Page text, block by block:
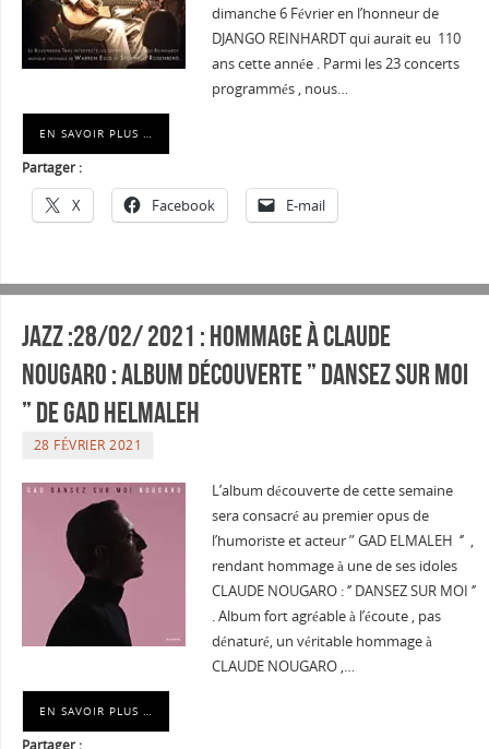
dimanche 6 Février en l’honneur de
DJANGO REINHARDT qui aurait eu 110
ans cette année . Parmi les 23 concerts
programmés , nous…
EN SAVOIR PLUS …
Partager :
X Facebook E-mail
JAZZ :28/02/ 2021 : Hommage à Claude
Nougaro : Album découverte ” Dansez sur moi
” de GAD Helmaleh
28 FÉVRIER 2021
L’album découverte de cette semaine
sera consacré au premier opus de
l’humoriste et acteur ” GAD ELMALEH ‘’ ,
rendant hommage à une de ses idoles
CLAUDE NOUGARO : ‘’ DANSEZ SUR MOI ‘’
. Album fort agréable à l’écoute , pas
dénaturé, un véritable hommage à
CLAUDE NOUGARO ,…
EN SAVOIR PLUS …
Partager :